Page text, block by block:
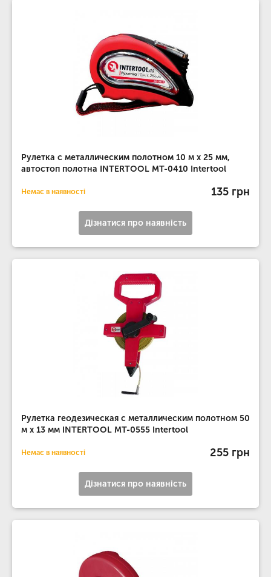
Рулетка с металлическим полотном 10 м x 25 мм,
автостоп полотна INTERTOOL MT-0410 Intertool
Немає в наявності 135 грн
Дізнатися про наявність
Рулетка геодезическая с металлическим полотном 50
м x 13 мм INTERTOOL MT-0555 Intertool
Немає в наявності 255 грн
Дізнатися про наявність